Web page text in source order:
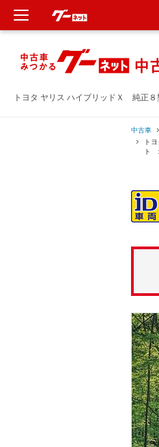
トヨタ ヤリス ハイブリッドＸ 純正
中古車
ト
ト
新車
中古車